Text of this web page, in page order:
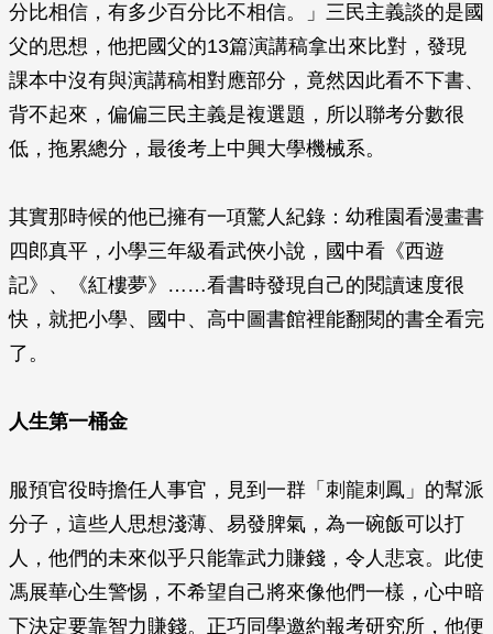
分比相信，有多少百分比不相信。」三民主義談的是國
父的思想，他把國父的13篇演講稿拿出來比對，發現
課本中沒有與演講稿相對應部分，竟然因此看不下書、
背不起來，偏偏三民主義是複選題，所以聯考分數很
低，拖累總分，最後考上中興大學機械系。
其實那時候的他已擁有一項驚人紀錄：幼稚園看漫畫書
四郎真平，小學三年級看武俠小說，國中看《西遊
記》、《紅樓夢》……看書時發現自己的閱讀速度很
快，就把小學、國中、高中圖書館裡能翻閱的書全看完
了。
人生第一桶金
服預官役時擔任人事官，見到一群「刺龍刺鳳」的幫派
分子，這些人思想淺薄、易發脾氣，為一碗飯可以打
人，他們的未來似乎只能靠武力賺錢，令人悲哀。此使
馮展華心生警惕，不希望自己將來像他們一樣，心中暗
下決定要靠智力賺錢。正巧同學邀約報考研究所，他便